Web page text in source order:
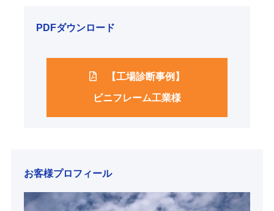
PDFダウンロード
【工場診断事例】
ビニフレーム工業様
お客様プロフィール